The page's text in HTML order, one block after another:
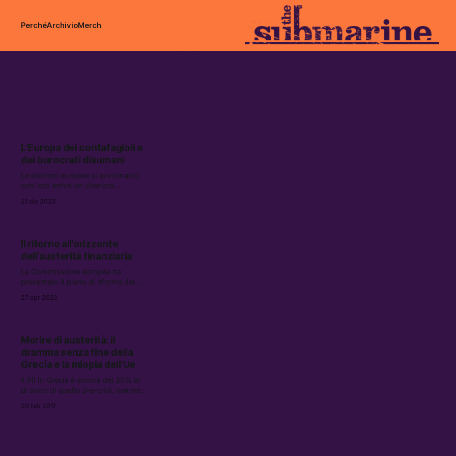
PerchéArchivioMerch
L’Europa dei contafagioli e
dei burocrati disumani
Le elezioni europee si avvicinano:
con loro arriva un ulteriore
dell’estrema destra delle politiche
21 dic 2023
Il ritorno all’orizzonte
dell’austerità finanziaria
La Commissione europea ha
presentato il piano di riforma del
preannunciano buone notizie:
— in Italia è al 144% — e deficit non
oltre il 3%.
27 apr 2023
Morire di austerità: il
dramma senza fine della
Grecia e la miopia dell’Ue
Il Pil in Grecia è ancora del 20% al
di sotto di quello pre-crisi, mentre
un nuovo piano di aiuti, il paese va
20 feb 2017